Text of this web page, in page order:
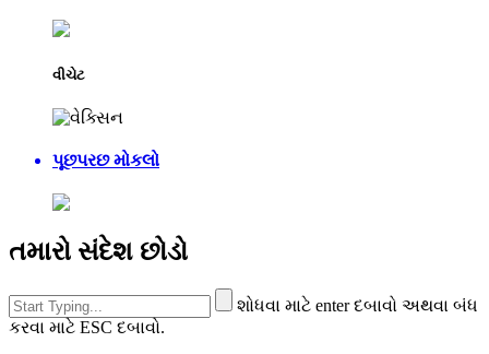
વીચેટ
પૂછપરછ મોકલો
તમારો સંદેશ છોડો
શોધવા માટે enter દબાવો અથવા બંધ
કરવા માટે ESC દબાવો.